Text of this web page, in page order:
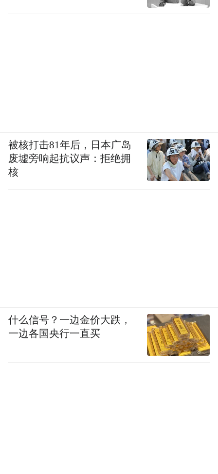
被核打击81年后，日本广岛
废墟旁响起抗议声：拒绝拥
核
什么信号？一边金价大跌，
一边各国央行一直买